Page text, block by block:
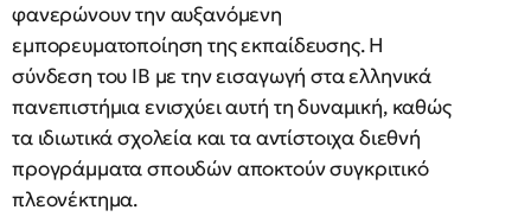
φανερώνουν την αυξανόμενη
εμπορευματοποίηση της εκπαίδευσης. Η
σύνδεση του IB με την εισαγωγή στα ελληνικά
πανεπιστήμια ενισχύει αυτή τη δυναμική, καθώς
τα ιδιωτικά σχολεία και τα αντίστοιχα διεθνή
προγράμματα σπουδών αποκτούν συγκριτικό
πλεονέκτημα.